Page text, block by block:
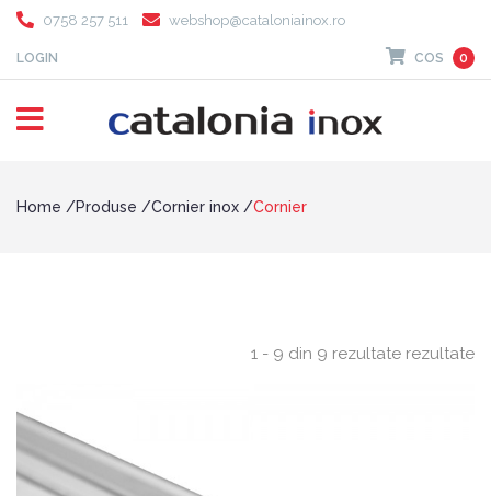
0758 257 511 webshop@cataloniainox.ro
LOGIN COS 0
Home Produse Cornier inox Cornier
1 - 9 din 9 rezultate rezultate